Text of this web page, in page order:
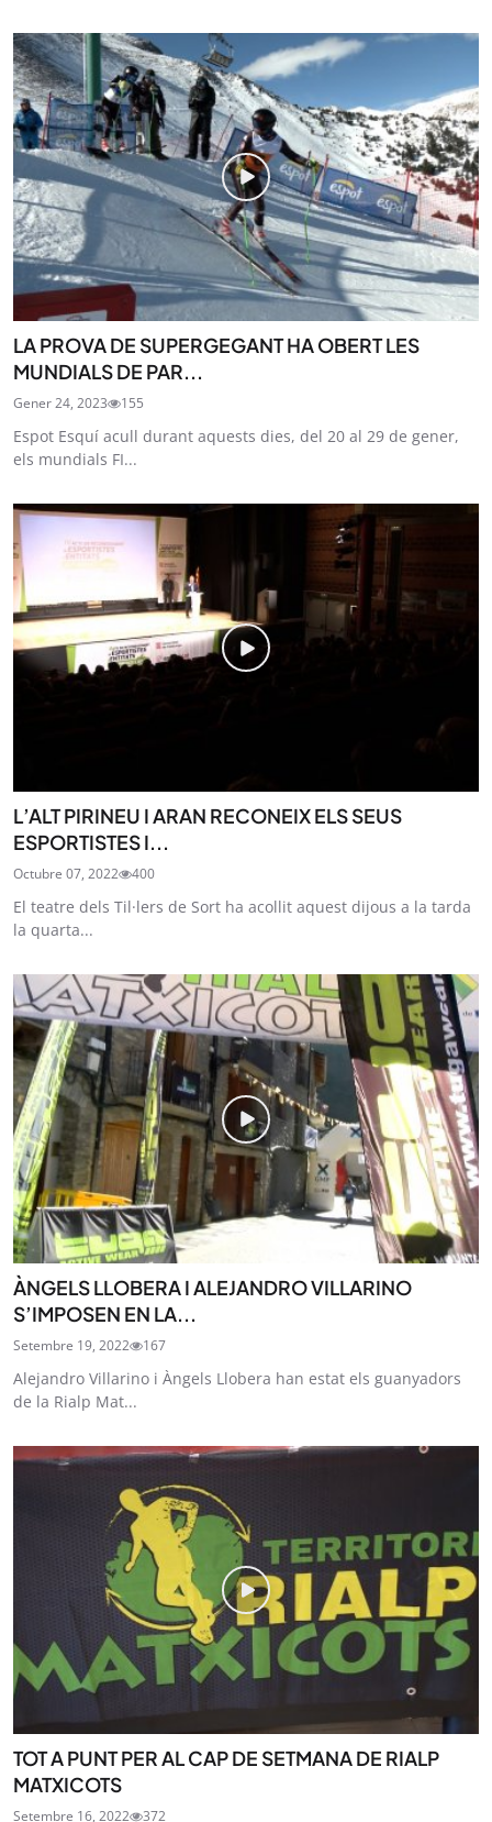
LA PROVA DE SUPERGEGANT HA OBERT LES
MUNDIALS DE PAR...
Gener 24, 2023 155
Espot Esquí acull durant aquests dies, del 20 al 29 de gener,
els mundials FI...
L’ALT PIRINEU I ARAN RECONEIX ELS SEUS
ESPORTISTES I...
Octubre 07, 2022 400
El teatre dels Til·lers de Sort ha acollit aquest dijous a la tarda
la quarta...
ÀNGELS LLOBERA I ALEJANDRO VILLARINO
S’IMPOSEN EN LA...
Setembre 19, 2022 167
Alejandro Villarino i Àngels Llobera han estat els guanyadors
de la Rialp Mat...
TOT A PUNT PER AL CAP DE SETMANA DE RIALP
MATXICOTS
Setembre 16, 2022 372